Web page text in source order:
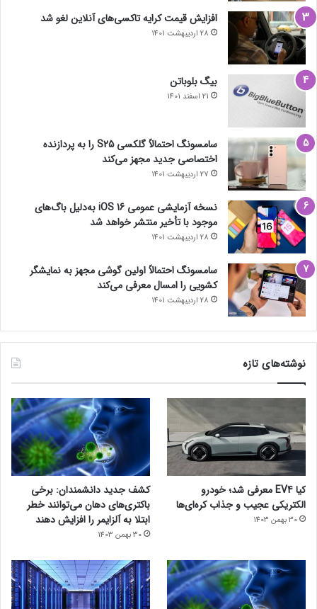
افزایش قیمت کرایه تاکسی‌های آنلاین لغو شد
28 اردیبهشت 1401
بیگ بلوباتن
21 اسفند 1401
سامسونگ احتمالاً گلکسی S25 را به پردازنده
اختصاصی جدید مجهز می‌کند
27 اردیبهشت 1401
نسخه آزمایشی عمومی iOS 16 به‌دلیل باگ‌های
موجود با تأخیر منتشر خواهد شد
28 اردیبهشت 1401
سامسونگ احتمالاً اولین گوشی مجهز به نمایشگر
کشویی را امسال معرفی می‌کند
28 اردیبهشت 1401
نوشته‌های تازه
کیا EV4 معرفی شد؛ خودرو
الکتریکی عجیب و جذاب کره‌ای‌ها
30 بهمن 1403
کشف جدید دانشمندان: برخی
باکتری‌های دهان می‌توانند خطر
ابتلا به آلزایمر را افزایش دهند
30 بهمن 1403